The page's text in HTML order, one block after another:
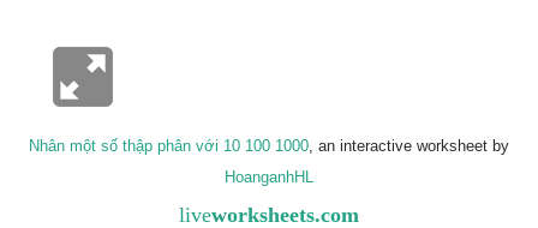
Nhân một số thập phân với 10 100 1000 , an interactive worksheet by
HoanganhHL
liveworksheets.com